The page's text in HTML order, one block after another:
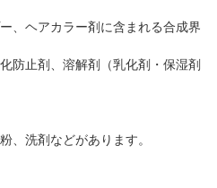
、ヘアカラー剤に含まれる合成界
防止剤、溶解剤（乳化剤・保湿剤
、洗剤などがあります。